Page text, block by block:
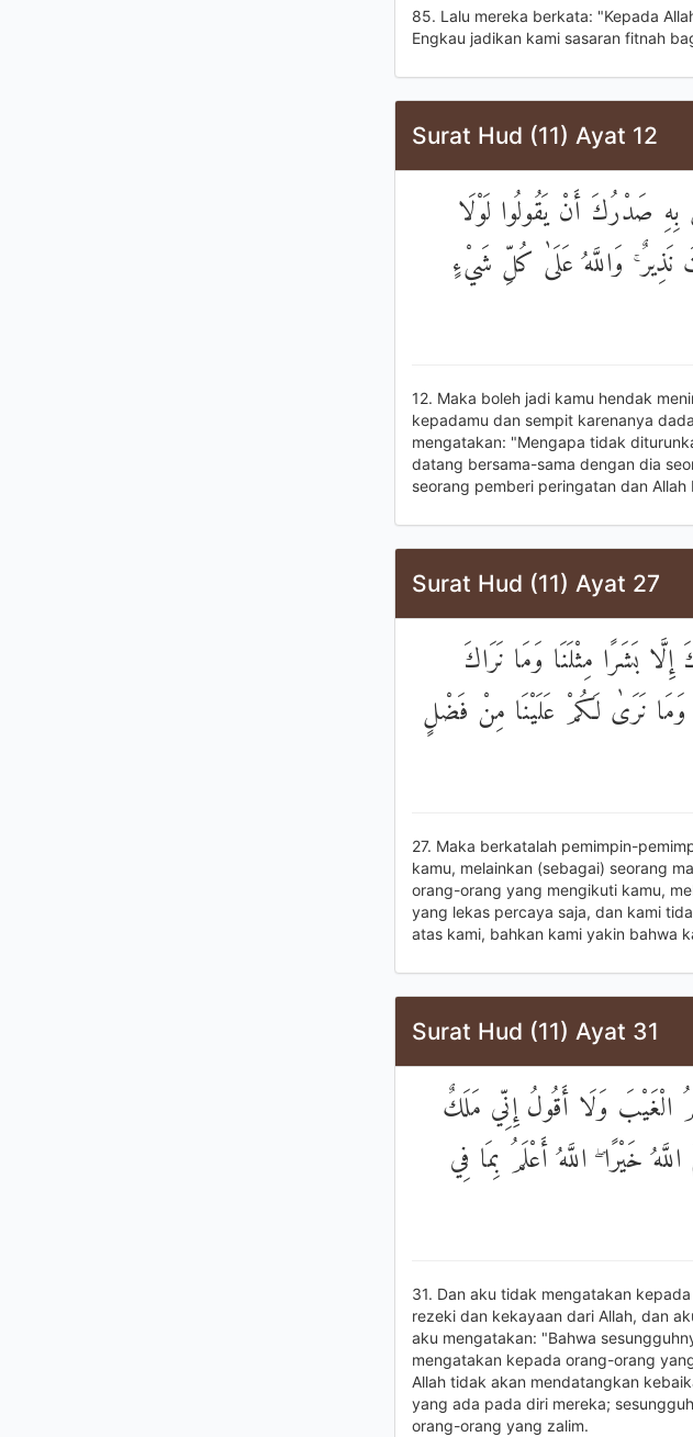
85. Lalu mereka berkata: "Kepada
Engkau jadikan kami sasaran fitnah
Surat Hud (11) Ayat 12
صَدْرُكَ أَنْ يَقُولُوا لَوْلَا
نَذِيرٌ ۚ وَاللَّهُ عَلَىٰ كُلِّ شَيْءٍ
12. Maka boleh jadi kamu hendak
kepadamu dan sempit karenanya
mengatakan: "Mengapa tidak
datang bersama-sama dengan dia
seorang pemberi peringatan dan Allah
Surat Hud (11) Ayat 27
بَشَرًا مِثْلَنَا وَمَا نَرَاكَ
وَمَا نَرَىٰ لَكُمْ عَلَيْنَا مِنْ فَضْلٍ
27. Maka berkatalah pemimpin-
kamu, melainkan (sebagai) seorang
orang-orang yang mengikuti kamu,
yang lekas percaya saja, dan kami
atas kami, bahkan kami yakin bahwa
Surat Hud (11) Ayat 31
الْغَيْبَ وَلَا أَقُولُ إِنِّي مَلَكٌ
خَيْرًا ۖ اللَّهُ أَعْلَمُ بِمَا فِي
31. Dan aku tidak mengatakan
rezeki dan kekayaan dari Allah, dan
aku mengatakan: "Bahwa
mengatakan kepada orang-orang
Allah tidak akan mendatangkan
yang ada pada diri mereka;
orang-orang yang zalim.